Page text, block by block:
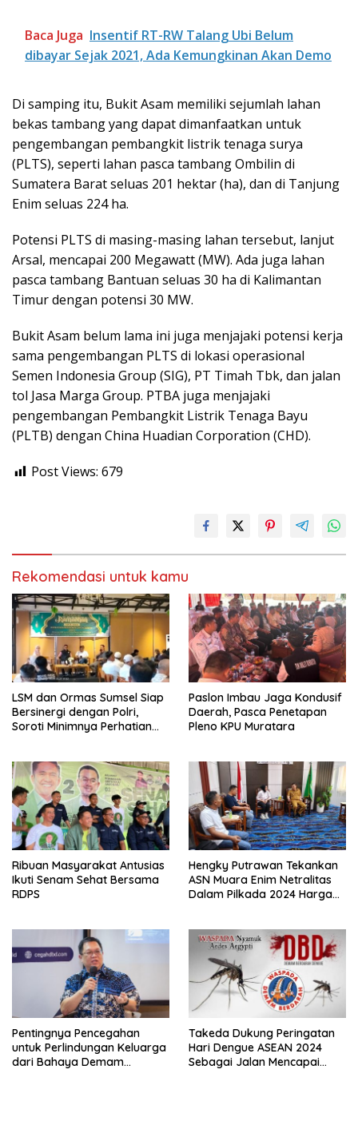
Baca Juga Insentif RT-RW Talang Ubi Belum
dibayar Sejak 2021, Ada Kemungkinan Akan Demo
Di samping itu, Bukit Asam memiliki sejumlah lahan
bekas tambang yang dapat dimanfaatkan untuk
pengembangan pembangkit listrik tenaga surya
(PLTS), seperti lahan pasca tambang Ombilin di
Sumatera Barat seluas 201 hektar (ha), dan di Tanjung
Enim seluas 224 ha.
Potensi PLTS di masing-masing lahan tersebut, lanjut
Arsal, mencapai 200 Megawatt (MW). Ada juga lahan
pasca tambang Bantuan seluas 30 ha di Kalimantan
Timur dengan potensi 30 MW.
Bukit Asam belum lama ini juga menjajaki potensi kerja
sama pengembangan PLTS di lokasi operasional
Semen Indonesia Group (SIG), PT Timah Tbk, dan jalan
tol Jasa Marga Group. PTBA juga menjajaki
pengembangan Pembangkit Listrik Tenaga Bayu
(PLTB) dengan China Huadian Corporation (CHD).
Post Views: 679
Rekomendasi untuk kamu
LSM dan Ormas Sumsel Siap
Bersinergi dengan Polri,
Soroti Minimnya Perhatian
Paslon Imbau Jaga Kondusif
Daerah, Pasca Penetapan
Pleno KPU Muratara
Ribuan Masyarakat Antusias
Ikuti Senam Sehat Bersama
RDPS
Hengky Putrawan Tekankan
ASN Muara Enim Netralitas
Dalam Pilkada 2024 Harga
Pentingnya Pencegahan
untuk Perlindungan Keluarga
dari Bahaya Demam
Takeda Dukung Peringatan
Hari Dengue ASEAN 2024
Sebagai Jalan Mencapai